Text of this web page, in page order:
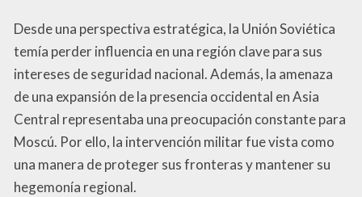
Desde una perspectiva estratégica, la Unión Soviética
temía perder influencia en una región clave para sus
intereses de seguridad nacional. Además, la amenaza
de una expansión de la presencia occidental en Asia
Central representaba una preocupación constante para
Moscú. Por ello, la intervención militar fue vista como
una manera de proteger sus fronteras y mantener su
hegemonía regional.